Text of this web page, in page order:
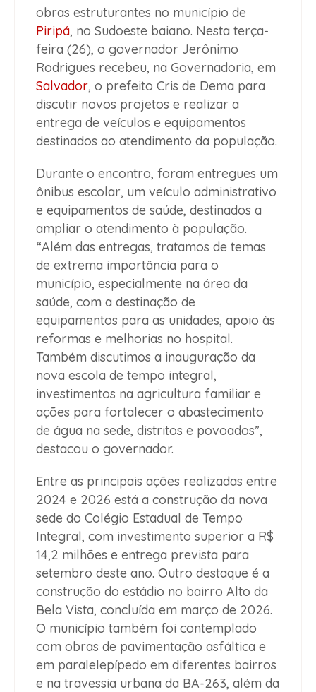
obras estruturantes no município de
Piripá, no Sudoeste baiano. Nesta terça-
feira (26), o governador Jerônimo
Rodrigues recebeu, na Governadoria, em
Salvador, o prefeito Cris de Dema para
discutir novos projetos e realizar a
entrega de veículos e equipamentos
destinados ao atendimento da população.
Durante o encontro, foram entregues um
ônibus escolar, um veículo administrativo
e equipamentos de saúde, destinados a
ampliar o atendimento à população.
“Além das entregas, tratamos de temas
de extrema importância para o
município, especialmente na área da
saúde, com a destinação de
equipamentos para as unidades, apoio às
reformas e melhorias no hospital.
Também discutimos a inauguração da
nova escola de tempo integral,
investimentos na agricultura familiar e
ações para fortalecer o abastecimento
de água na sede, distritos e povoados”,
destacou o governador.
Entre as principais ações realizadas entre
2024 e 2026 está a construção da nova
sede do Colégio Estadual de Tempo
Integral, com investimento superior a R$
14,2 milhões e entrega prevista para
setembro deste ano. Outro destaque é a
construção do estádio no bairro Alto da
Bela Vista, concluída em março de 2026.
O município também foi contemplado
com obras de pavimentação asfáltica e
em paralelepípedo em diferentes bairros
e na travessia urbana da BA-263, além da